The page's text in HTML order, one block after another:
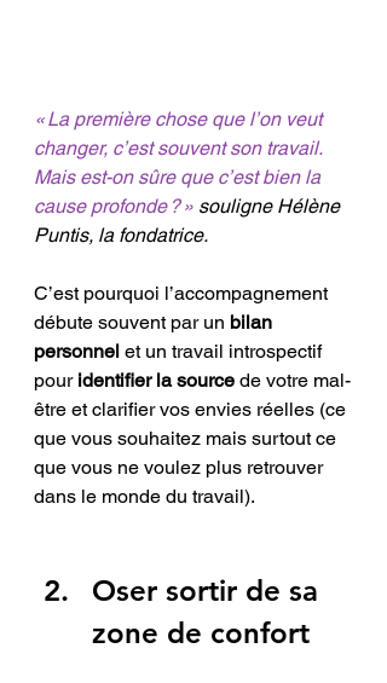
« La première chose que l’on veut
changer, c’est souvent son travail.
Mais est-on sûre que c’est bien la
cause profonde ? » souligne Hélène
Puntis, la fondatrice.
C’est pourquoi l’accompagnement
débute souvent par un bilan
personnel et un travail introspectif
pour identifier la source de votre mal-
être et clarifier vos envies réelles (ce
que vous souhaitez mais surtout ce
que vous ne voulez plus retrouver
dans le monde du travail).
Oser sortir de sa
zone de confort